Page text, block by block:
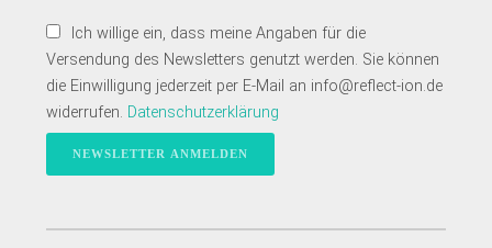
Ich willige ein, dass meine Angaben für die
Versendung des Newsletters genutzt werden. Sie können
die Einwilligung jederzeit per E-Mail an info@reflect-ion.de
widerrufen. Datenschutzerklärung